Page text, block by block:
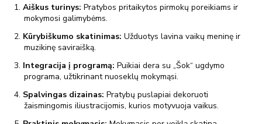
1. Aiškus turinys: Pratybos pritaikytos pirmokų poreikiams ir
mokymosi galimybėms.
2. Kūrybiškumo skatinimas: Užduotys lavina vaikų meninę ir
muzikinę saviraišką.
3. Integracija į programą: Puikiai dera su „Šok“ ugdymo
programa, užtikrinant nuoseklų mokymąsi.
4. Spalvingas dizainas: Pratybų puslapiai dekoruoti
žaismingomis iliustracijomis, kurios motyvuoja vaikus.